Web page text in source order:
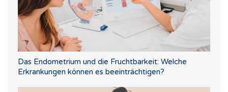
Das Endometrium und die Fruchtbarkeit: Welche
Erkrankungen können es beeinträchtigen?